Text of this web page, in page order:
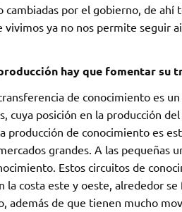
cambiadas por el gobierno, de ahí
ya no nos permite seguir
hay que fomentar su
de conocimiento es
cuya posición en la producción
producción de conocimiento es
grandes. A las pequeñas
Estos circuitos de
la costa este y oeste, alrededor
además de que tienen mucho